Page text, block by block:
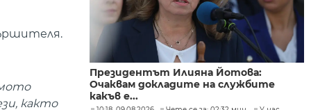
както
Президентът Илияна Йотова:
Очаквам докладите на службите
какъв е...